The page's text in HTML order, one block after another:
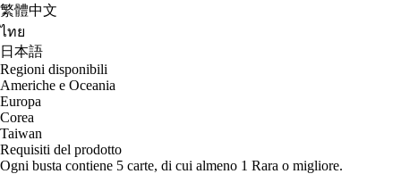
繁體中文
ไทย
日本語
Regioni disponibili
Americhe e Oceania
Europa
Corea
Taiwan
Requisiti del prodotto
Ogni busta contiene 5 carte, di cui almeno 1 Rara o migliore.